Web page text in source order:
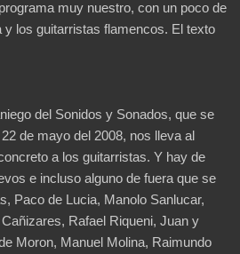
muy nuestro, con un poco de
y los guitarristas flamencos. El texto
del Sonidos y Sonados, que se
de mayo del 2008, nos lleva al
a los guitarristas. Y hay de
e incluso alguno de fuera que se
Paco de Lucia, Manolo Sanlucar,
Rafael Riqueni, Juan y
Moron, Manuel Molina, Raimundo